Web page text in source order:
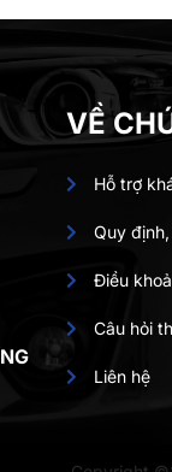
VỀ
Hỗ trợ
Quy
Điều
Câu hỏi
Liên hệ